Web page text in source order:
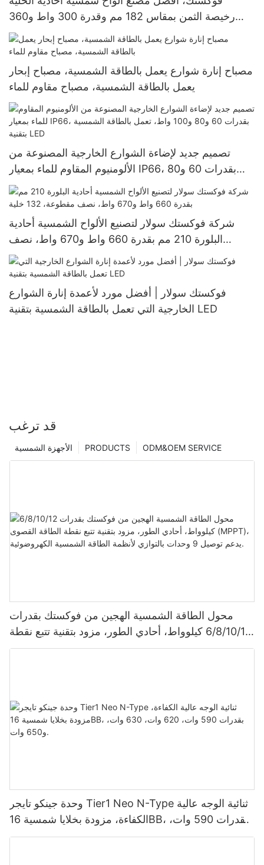
رخيصة الثمن بمقاس 182 مم وقدرة 300 واط و360
واط و400 واط
مصباح إنارة شوارع يعمل بالطاقة الشمسية، مصباح إبحار
يعمل بالطاقة الشمسية، مصباح مقاوم للماء
تصميم جديد لإضاءة الشوارع الخارجية المصنوعة من
الألومنيوم المقاوم للماء بمعيار IP66، بقدرات 60 و80
و100 واط، تعمل بالطاقة الشمسية بتقنية LED
شركة فوكستك سولار لتصنيع الألواح الشمسية أحادية
البلورة 210 مم بقدرة 660 واط و670 واط، نصف
مقطوعة، 132 خلية
فوكستك سولار | أفضل مورد لأعمدة إنارة الشوارع
الخارجية التي تعمل بالطاقة الشمسية بتقنية LED
قد ترغب
ODM&OEM SERVICE
PRODUCTS الأجهزة الشمسية
محول الطاقة الشمسية الهجين من فوكستك بقدرات
6/8/10/12 كيلوواط، أحادي الطور، مزود بتقنية تتبع نقطة
الطاقة القصوى (MPPT)، يدعم توصيل 9 وحدات بالتوازي
وحدة جينكو تايجر Tier1 Neo N-Type ثنائية الوجه عالية
الكفاءة، مزودة بخلايا شمسية 16BB، بقدرات 590 وات،
620 وات، 630 وات، و650 وات.